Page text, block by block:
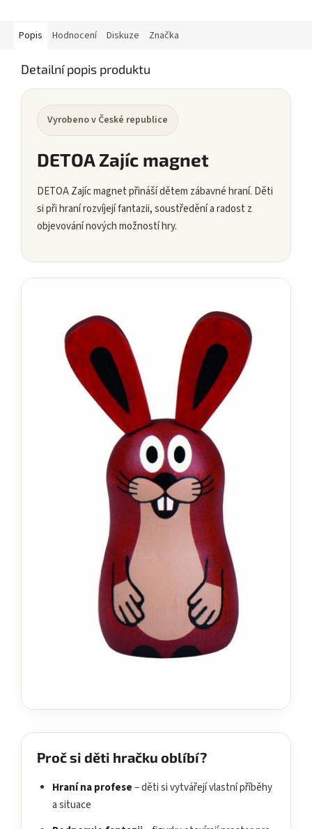
Popis Hodnocení Diskuze Značka
Detailní popis produktu
Vyrobeno v České republice
DETOA Zajíc magnet
DETOA Zajíc magnet přináší dětem zábavné hraní. Děti
si při hraní rozvíjejí fantazii, soustředění a radost z
objevování nových možností hry.
Proč si děti hračku oblíbí?
Hraní na profese– děti si vytvářejí vlastní příběhy
a situace